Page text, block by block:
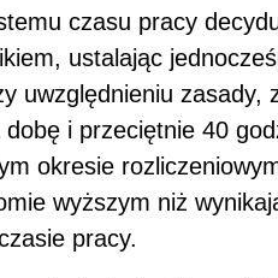
czasu pracy
ustalając
uwzględnieniu
i przeciętnie 40
okresie
wyższym niż
pracy.